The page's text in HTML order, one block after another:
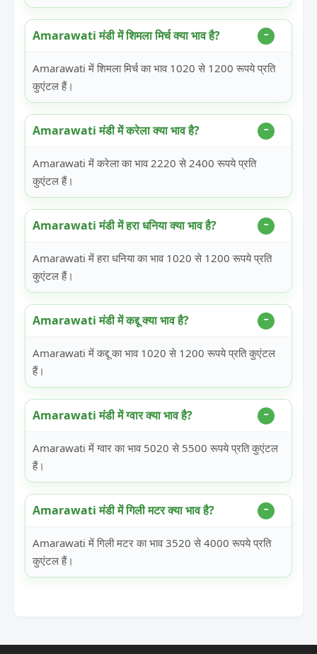
Amarawati मंडी में शिमला मिर्च क्या भाव है?
Amarawati में शिमला मिर्च का भाव 1020 से 1200 रूपये प्रति
कुएंटल हैं।
Amarawati मंडी में करेला क्या भाव है?
Amarawati में करेला का भाव 2220 से 2400 रूपये प्रति
कुएंटल हैं।
Amarawati मंडी में हरा धनिया क्या भाव है?
Amarawati में हरा धनिया का भाव 1020 से 1200 रूपये प्रति
कुएंटल हैं।
Amarawati मंडी में कद्दू क्या भाव है?
Amarawati में कद्दू का भाव 1020 से 1200 रूपये प्रति कुएंटल
हैं।
Amarawati मंडी में ग्वार क्या भाव है?
Amarawati में ग्वार का भाव 5020 से 5500 रूपये प्रति कुएंटल
हैं।
Amarawati मंडी में गिली मटर क्या भाव है?
Amarawati में गिली मटर का भाव 3520 से 4000 रूपये प्रति
कुएंटल हैं।